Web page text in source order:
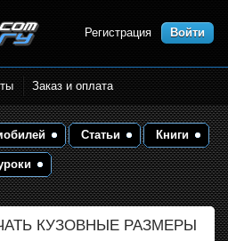
Регистрация Войти
Заказ и оплата
Статьи Книги
КУЗОВНЫЕ РАЗМЕРЫ